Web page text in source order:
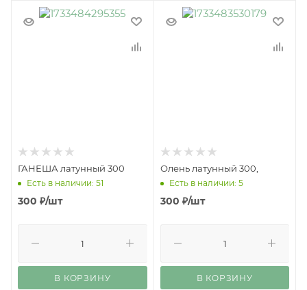
ГАНЕША латунный 300
Есть в наличии: 51
300 ₽/шт
В КОРЗИНУ
Олень латунный 300,
Есть в наличии: 5
300 ₽/шт
В КОРЗИНУ